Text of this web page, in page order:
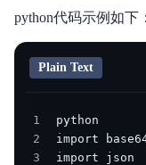
python代码示例如下：
Plain Text
1
2
3